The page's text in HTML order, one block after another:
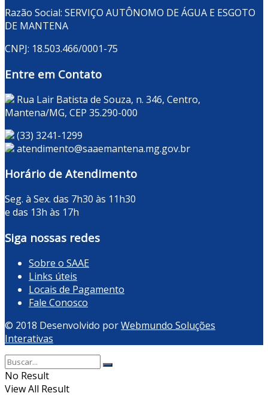
Razão Social: SERVIÇO AUTÔNOMO DE ÁGUA E ESGOTO
DE MANTENA
CNPJ: 18.503.466/0001-75
Entre em Contato
Rua Lair Batista de Souza, n. 346, Centro,
Mantena/MG, CEP 35.290-000
(33) 3241-1299
atendimento@saaemantena.mg.gov.br
Horário de Atendimento
Seg. à Sex. das 7h30 às 11h30
e das 13h às 17h
Siga nossas redes
Sobre o SAAE
Links úteis
Locais de Pagamento
Fale Conosco
© 2018 Desenvolvido porWebmundo Soluções
Interativas
No Result
View All Result